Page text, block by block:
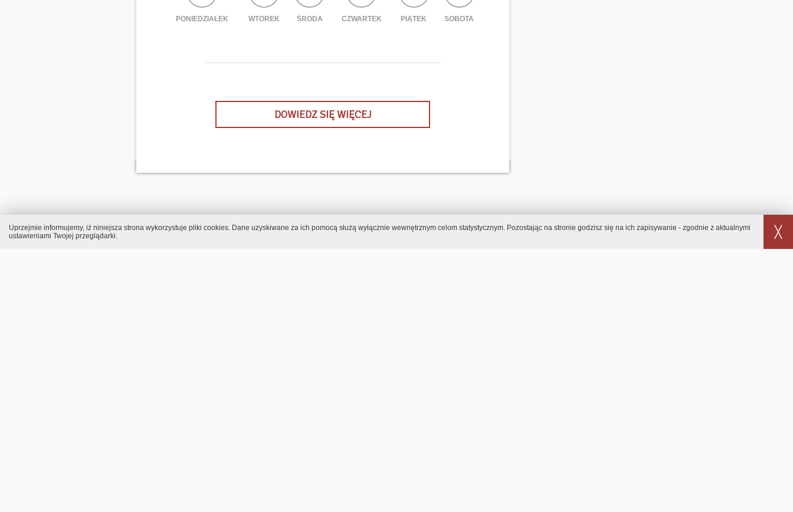
Uprzejmie informujemy, iż niniejsza strona wykorzystuje pliki cookies. Dane uzyskiwane za ich pomocą służą wyłącznie wewnętrznym celom statystycznym. Pozostając na stronie godzisz się na ich zapisywanie - zgodnie z aktualnymi
ustawieniami Twojej przeglądarki.
╳
PONIEDZIAŁEK WTOREK ŚRODA CZWARTEK PIĄTEK SOBOTA
DOWIEDZ SIĘ WIĘCEJ